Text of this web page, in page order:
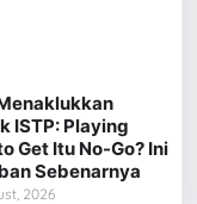
ISTP: Playing
Get Itu No-Go? Ini
Sebenarnya
2026